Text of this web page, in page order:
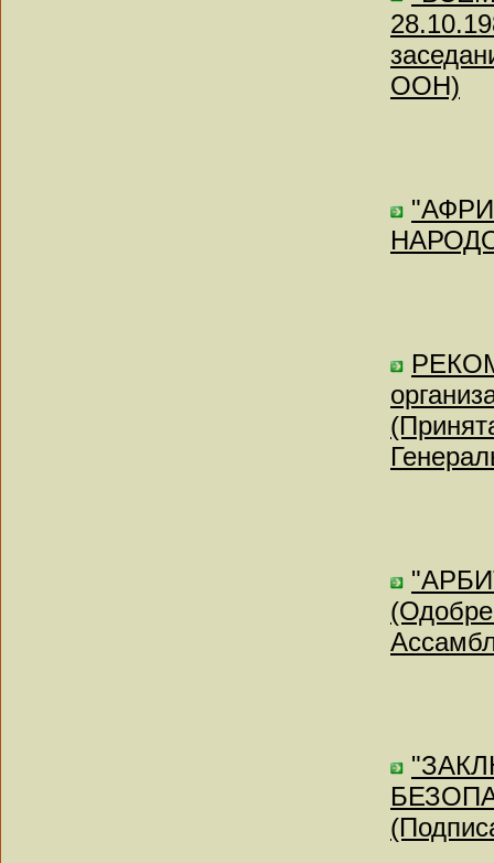
ООН)